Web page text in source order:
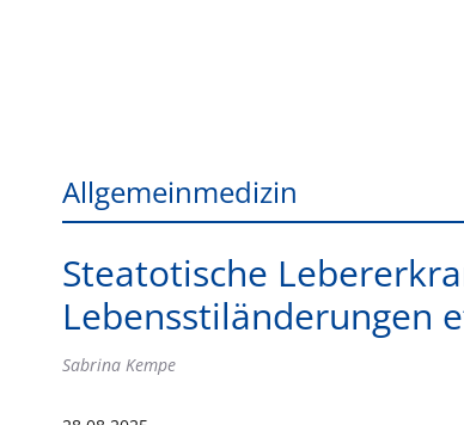
Allgemeinmedizin
Steatotische
Lebensstiländerungen
Sabrina Kempe